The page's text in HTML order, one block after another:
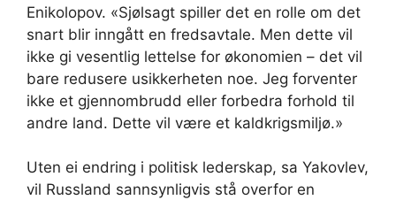
Enikolopov. «Sjølsagt spiller det en rolle om det
snart blir inngått en fredsavtale. Men dette vil
ikke gi vesentlig lettelse for økonomien – det vil
bare redusere usikkerheten noe. Jeg forventer
ikke et gjennombrudd eller forbedra forhold til
andre land. Dette vil være et kaldkrigsmiljø.»
Uten ei endring i politisk lederskap, sa Yakovlev,
vil Russland sannsynligvis stå overfor en